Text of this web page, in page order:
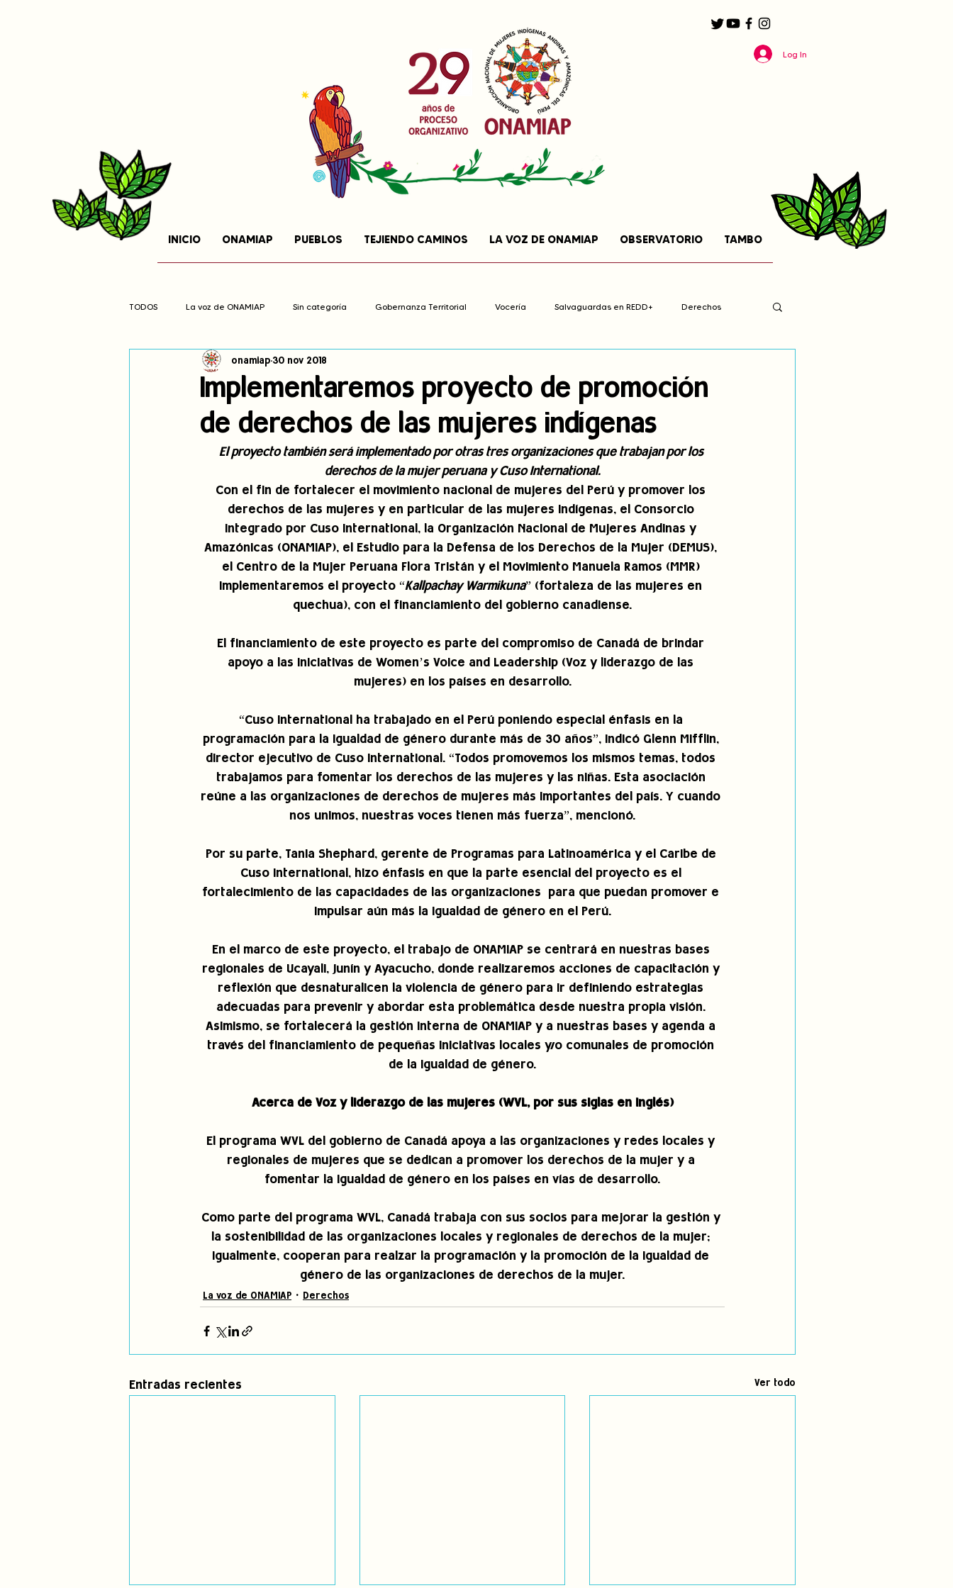
INICIO ONAMIAP PUEBLOS TEJIENDO CAMINOS LA VOZ DE ONAMIAP OBSERVATORIO TAMBO
Log In
TODOS La voz de ONAMIAP Sin categoría Gobernanza Territorial Vocería Salvaguardas en REDD+ Derechos
Cambio climático Navegador indígena
Pronunciamientos Observatorio de consulta previa Mujeres indígenas Territorios indígenas
incidencia PNPI Nuestras Raíces Cuentan
Implementaremos proyecto de promoción
de derechos de las mujeres indígenas
onamiap 30 nov 2018
El proyecto también será implementado por otras tres organizaciones que trabajan por los
derechos de la mujer peruana y Cuso International.
Con el fin de fortalecer el movimiento nacional de mujeres del Perú y promover los
derechos de las mujeres y en particular de las mujeres indígenas, el Consorcio
integrado por Cuso International, la Organización Nacional de Mujeres Andinas y
Amazónicas (ONAMIAP), el Estudio para la Defensa de los Derechos de la Mujer (DEMUS),
el Centro de la Mujer Peruana Flora Tristán y el Movimiento Manuela Ramos (MMR)
implementaremos el proyecto “Kallpachay Warmikuna” (fortaleza de las mujeres en
quechua), con el financiamiento del gobierno canadiense.
El financiamiento de este proyecto es parte del compromiso de Canadá de brindar
apoyo a las iniciativas de Women’s Voice and Leadership (Voz y liderazgo de las
mujeres) en los países en desarrollo.
“Cuso International ha trabajado en el Perú poniendo especial énfasis en la
programación para la igualdad de género durante más de 30 años”, indicó Glenn Mifflin,
director ejecutivo de Cuso International. “Todos promovemos los mismos temas, todos
trabajamos para fomentar los derechos de las mujeres y las niñas. Esta asociación
reúne a las organizaciones de derechos de mujeres más importantes del país. Y cuando
nos unimos, nuestras voces tienen más fuerza”, mencionó.
Por su parte, Tania Shephard, gerente de Programas para Latinoamérica y el Caribe de
Cuso International, hizo énfasis en que la parte esencial del proyecto es el
fortalecimiento de las capacidades de las organizaciones  para que puedan promover e
impulsar aún más la igualdad de género en el Perú.
En el marco de este proyecto, el trabajo de ONAMIAP se centrará en nuestras bases
regionales de Ucayali, Junín y Ayacucho, donde realizaremos acciones de capacitación y
reflexión que desnaturalicen la violencia de género para ir definiendo estrategias
adecuadas para prevenir y abordar esta problemática desde nuestra propia visión.
Asimismo, se fortalecerá la gestión interna de ONAMIAP y a nuestras bases y agenda a
través del financiamiento de pequeñas iniciativas locales y/o comunales de promoción
de la igualdad de género.
Acerca de Voz y liderazgo de las mujeres (WVL, por sus siglas en inglés)
El programa WVL del gobierno de Canadá apoya a las organizaciones y redes locales y
regionales de mujeres que se dedican a promover los derechos de la mujer y a
fomentar la igualdad de género en los países en vías de desarrollo.
Como parte del programa WVL, Canadá trabaja con sus socios para mejorar la gestión y
la sostenibilidad de las organizaciones locales y regionales de derechos de la mujer;
igualmente, cooperan para realzar la programación y la promoción de la igualdad de
género de las organizaciones de derechos de la mujer.
La voz de ONAMIAP Derechos
Entradas recientes Ver todo